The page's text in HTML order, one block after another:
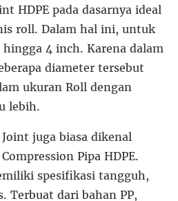
HDPE pada dasarnya ideal
roll. Dalam hal ini, untuk
4 inch. Karena dalam
diameter tersebut
ukuran Roll dengan
lebih.
juga biasa dikenal
Pipa HDPE.
spesifikasi tangguh,
Terbuat dari bahan PP,